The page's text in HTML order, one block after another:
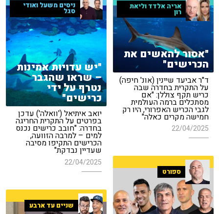
אריה אלדד וליאת
רון
"אסור להאשים את
הכרישים"
ד"ר אביעד שיינין (אונ' חיפה)
על התקרית בחדרה שבה
כריש תקף צוללן: "אם
מסתכלים ברמה העולמית
לגבי הכריש האפרורי, היו רק
חמישה מקרים כאלה"
22/04/2025
ניסים משעל ואודי
סגל
"יש עדויות אמינות
– שראו שהגבר
נטרף על ידי
כרישים"
יואב איתיאל ('וואלה') עדכן
בפרטים על התקרית החריגה
בחדרה: "חובב כרישים נכנס
למים – למרבה הזוועה,
הכרישים התקיפו מסיבה
שעדיין נבדקת"
22/04/2025
ספורט
שניים עד ארבע